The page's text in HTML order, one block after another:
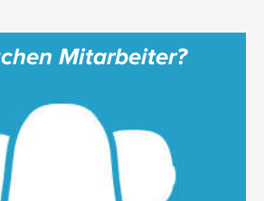
Mitarbeiter?